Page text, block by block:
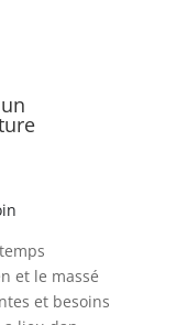
et le massé
et besoins